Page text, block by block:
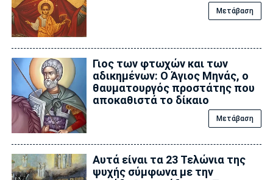
Μετάβαση
Γιος των φτωχών και των
αδικημένων: Ο Άγιος Μηνάς, ο
θαυματουργός προστάτης που
αποκαθιστά το δίκαιο
Μετάβαση
Αυτά είναι τα 23 Τελώνια της
ψυχής σύμφωνα με την